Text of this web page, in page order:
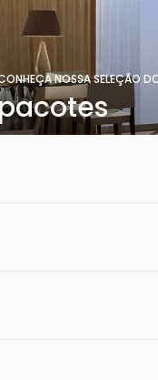
NOSSA SELEÇÃO